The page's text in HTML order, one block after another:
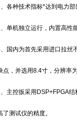
各种技术指标*达到电力部
单机独立运行，内置高性
国内为首先采用进口拉丝
点，并选用8.4寸，分辨率
主控扳采用DSP+FPGA结
了测试仪的精度。